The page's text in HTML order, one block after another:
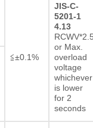
≦±0.1%
JIS-C-
5201-1
4.13
or Max.
overload
voltage
whichever
is lower
for 2
seconds